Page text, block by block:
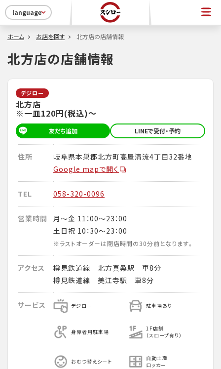
language
ホーム お店を探す 北方店の店舗情報
北方店の店舗情報
デジロー
北方店
※一皿120円(税込)～
友だち追加 LINEで受付・予約
住所
岐阜県本巣郡北方町高屋清流4丁目32番地
Google mapで開く
TEL 058-320-0096
営業時間
月～金 11：00～23：00
土日祝 10：30～23：00
※ラストオーダーは閉店時間の30分前となります。
アクセス
樽見鉄道線 北方真桑駅 車8分
樽見鉄道線 美江寺駅 車8分
サービス デジロー 駐車場あり
身障者用駐車場
1F店舗
（スロープ有り）
おむつ替えシート
自動土産
ロッカー